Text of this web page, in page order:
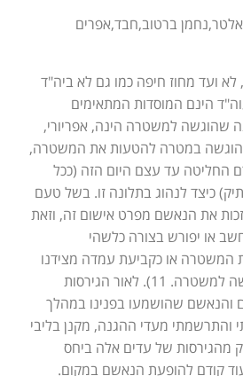
ברטוב,חבד,אפרים
לדעתי, לא ועד מחוז חיפה כמו גם לא ביה"ד
הינם המוסדות המתאימים
שהוגשה למשטרה הינה, אפריורי,
במטרה להטעות את המשטרה,
החליטה עד עצם היום הזה (ככל
כיצד לנהוג בתלונה זו. בשל טעם
את הנאשם מפרט אישום זה, וזאת
או יפורש בצורה כלשהי
המשטרה או כקביעת עמדה מצידנו
בשאלת התלונה שהוגשה למשטרה. 11). לאור הגירסות
והנאשם שהושמעו בפנינו במהלך
והתרשמתי מעדי ההגנה, מקנן בליבי
מהגירסות של עדים אלה ביחס
קודם להופעת הנאשם במקום.